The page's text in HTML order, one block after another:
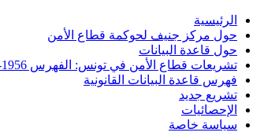
الرئيسية
حول مركز جنيف لحوكمة قطاع الأمن
حول قاعدة البيانات
تشريعات قطاع الأمن في تونس: الفهرس 1956-2011
فهرس قاعدة البيانات القانونية
تشريع جديد
الإحصائيات
سياسة خاصة